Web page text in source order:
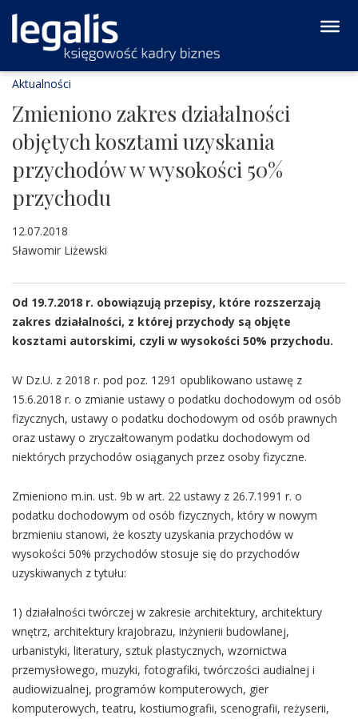
Aktualności
Zmieniono zakres działalności
objętych kosztami uzyskania
przychodów w wysokości 50%
przychodu
12.07.2018
Sławomir Liżewski
Od 19.7.2018 r. obowiązują przepisy, które rozszerzają
zakres działalności, z której przychody są objęte
kosztami autorskimi, czyli w wysokości 50% przychodu.
W Dz.U. z 2018 r. pod poz. 1291 opublikowano ustawę z
15.6.2018 r. o zmianie ustawy o podatku dochodowym od osób
fizycznych, ustawy o podatku dochodowym od osób prawnych
oraz ustawy o zryczałtowanym podatku dochodowym od
niektórych przychodów osiąganych przez osoby fizyczne.
Zmieniono m.in. ust. 9b w art. 22 ustawy z 26.7.1991 r. o
podatku dochodowym od osób fizycznych, który w nowym
brzmieniu stanowi, że koszty uzyskania przychodów w
wysokości 50% przychodów stosuje się do przychodów
uzyskiwanych z tytułu:
1) działalności twórczej w zakresie architektury, architektury
wnętrz, architektury krajobrazu, inżynierii budowlanej,
urbanistyki, literatury, sztuk plastycznych, wzornictwa
przemysłowego, muzyki, fotografiki, twórczości audialnej i
audiowizualnej, programów komputerowych, gier
komputerowych, teatru, kostiumografii, scenografii, reżyserii,